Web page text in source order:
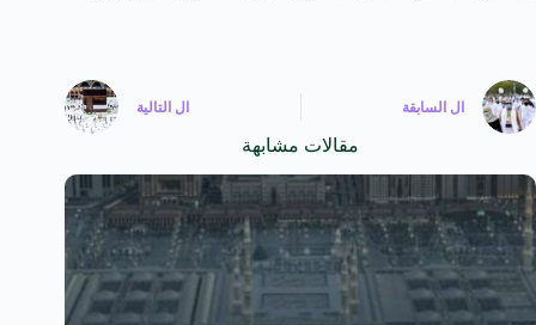
ال السابقة ال التالية
مقالات مشابهة